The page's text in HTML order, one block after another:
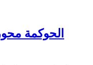
الحوكمة